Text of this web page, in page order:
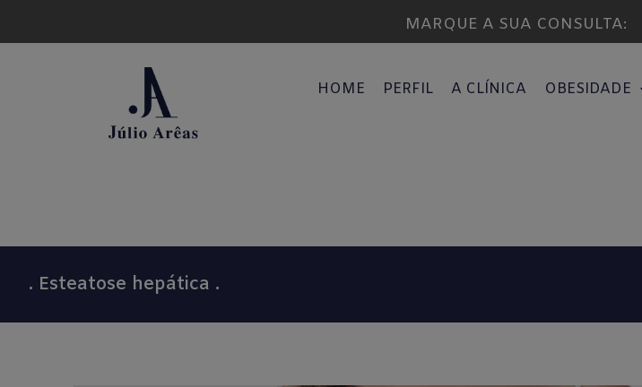
MARQUE A SUA CONSULTA:
HOME PERFIL A CLÍNICA OBESIDADE
. Esteatose hepática .